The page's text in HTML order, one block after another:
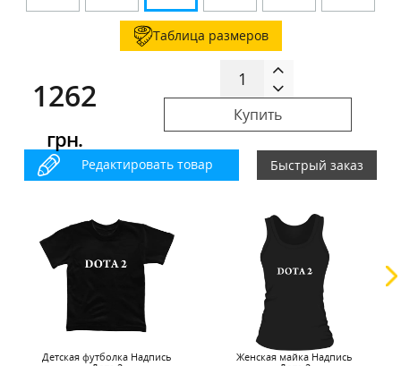
Таблица размеров
1262
грн.
Купить
Редактировать товар Быстрый заказ
Детская футболка Надпись
Женская майка Надпись